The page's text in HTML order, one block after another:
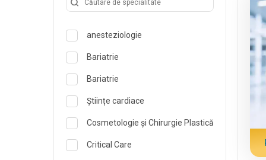
anesteziologie
Bariatrie
Bariatrie
Științe cardiace
Cosmetologie și Chirurgie Plastică
Critical Care